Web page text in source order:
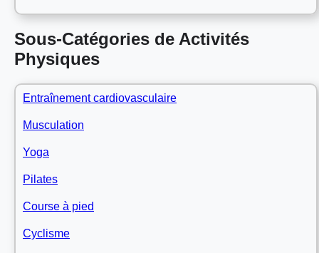
Sous-Catégories de Activités
Physiques
Entraînement cardiovasculaire
Musculation
Yoga
Pilates
Course à pied
Cyclisme